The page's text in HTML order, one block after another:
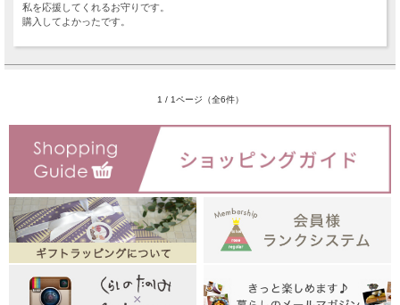
私を応援してくれるお守りです。
購入してよかったです。
1 / 1ページ（全6件）